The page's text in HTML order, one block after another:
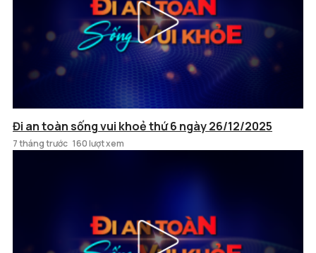
Đi an toàn sống vui khoẻ thứ 6 ngày 26/12/2025
7 tháng trước 160 lượt xem